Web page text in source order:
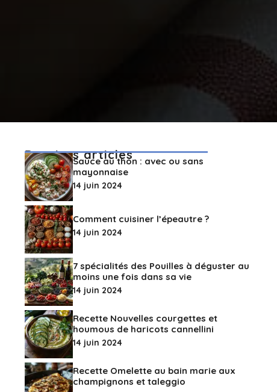
Derniers articles
Sauce au thon : avec ou sans
mayonnaise
14 juin 2024
Comment cuisiner l’épeautre ?
14 juin 2024
7 spécialités des Pouilles à déguster au
moins une fois dans sa vie
14 juin 2024
Recette Nouvelles courgettes et
houmous de haricots cannellini
14 juin 2024
Recette Omelette au bain marie aux
champignons et taleggio